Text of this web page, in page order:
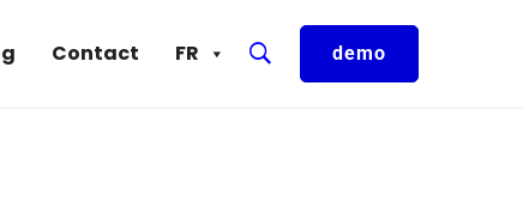
FR
Contact demo